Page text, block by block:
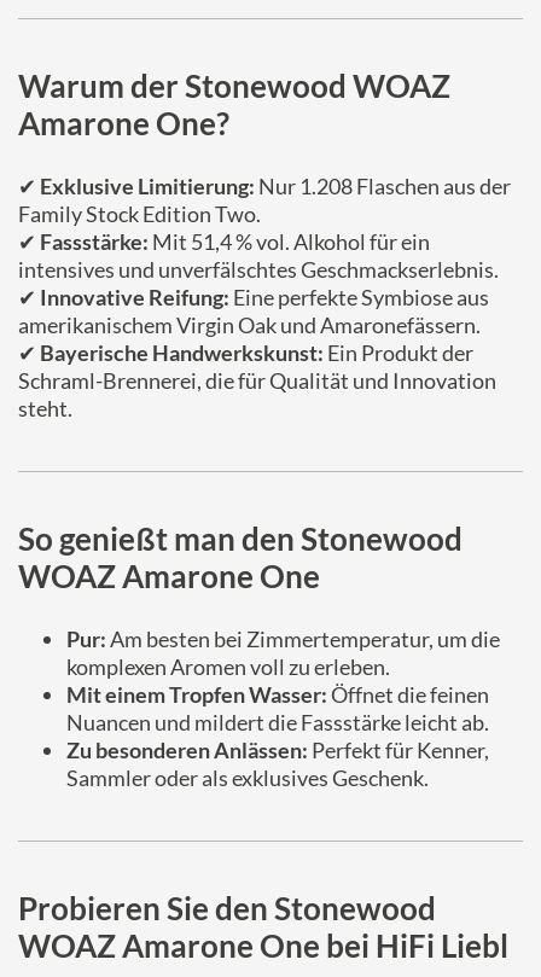
Warum der Stonewood WOAZ
Amarone One?
✔ Exklusive Limitierung: Nur 1.208 Flaschen aus der
Family Stock Edition Two.
✔ Fassstärke: Mit 51,4 % vol. Alkohol für ein
intensives und unverfälschtes Geschmackserlebnis.
✔ Innovative Reifung: Eine perfekte Symbiose aus
amerikanischem Virgin Oak und Amaronefässern.
✔ Bayerische Handwerkskunst: Ein Produkt der
Schraml-Brennerei, die für Qualität und Innovation
steht.
So genießt man den Stonewood
WOAZ Amarone One
Pur:Am besten bei Zimmertemperatur, um die
komplexen Aromen voll zu erleben.
Mit einem Tropfen Wasser:Öffnet die feinen
Nuancen und mildert die Fassstärke leicht ab.
Zu besonderen Anlässen: Perfekt für Kenner,
Sammler oder als exklusives Geschenk.
Probieren Sie den Stonewood
WOAZ Amarone One bei HiFi Liebl